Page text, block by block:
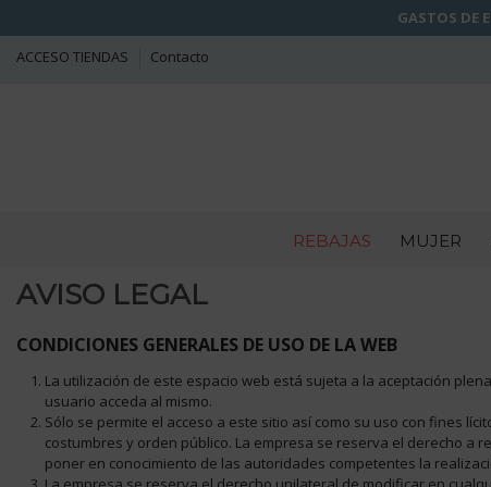
GASTOS DE
ACCESO TIENDAS
Contacto
REBAJAS MUJER
AVISO LEGAL
CONDICIONES GENERALES DE USO DE LA WEB
La utilización de este espacio web está sujeta a la aceptación
usuario acceda al mismo.
Sólo se permite el acceso a este sitio así como su uso con fines
costumbres y orden público. La empresa se reserva el derecho a
poner en conocimiento de las autoridades competentes la